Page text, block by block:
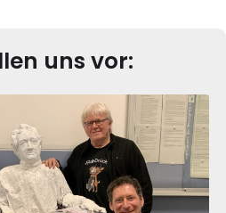
uns vor: